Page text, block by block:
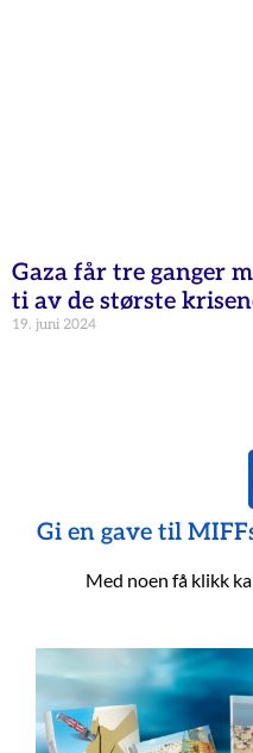
Gaza får tre ganger
ti av de største
19. juni 2024
Gi en gave til
Med noen få klikk